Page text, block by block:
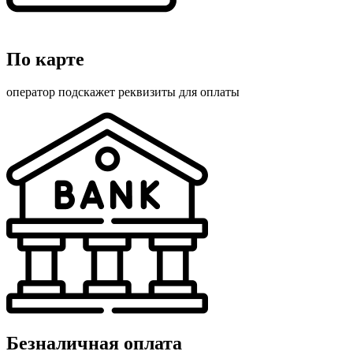
По карте
оператор подскажет реквизиты для оплаты
Безналичная оплата